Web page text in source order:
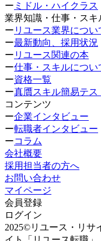
ー ミドル・ハイクラス
業界知識・仕事・スキ
ー リユース業界につい
ー最新動向、採用状況
ー リユース関連の本
ー仕事・スキルについ
ー資格一覧
ー真贋スキル簡易テス
コンテンツ
ー企業インタビュー
ー転職者インタビュー
ーコラム
会社概要
採用担当者の方へ
お問い合わせ
マイページ
会員登録
ログイン
2025©リユース・リサ